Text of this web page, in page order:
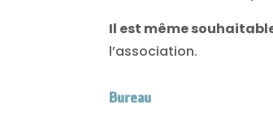
Il est même
l’association.
Bureau